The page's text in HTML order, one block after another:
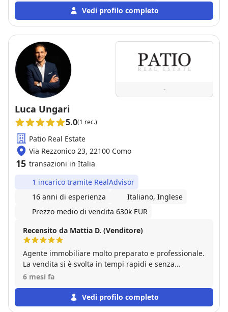
Vedi profilo completo
-
Luca Ungari
5.0(1 rec.)
Patio Real Estate
Via Rezzonico 23, 22100 Como
15 transazioni in Italia
1 incarico tramite RealAdvisor
16 anni di esperienza
Italiano, Inglese
Prezzo medio di vendita 630k EUR
Recensito da Mattia D. (Venditore)
Agente immobiliare molto preparato e professionale.
La vendita si è svolta in tempi rapidi e senza
complicazioni. Assolutamente consigliato.
6 mesi fa
Vedi profilo completo